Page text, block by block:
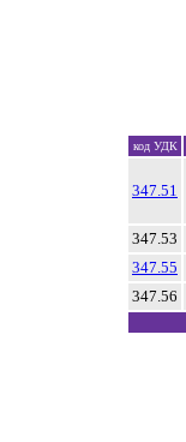
код УДК
347.51
347.53
347.55
347.56